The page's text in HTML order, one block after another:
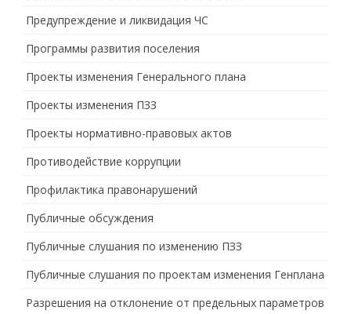
Предупреждение и ликвидация ЧС
Программы развития поселения
Проекты изменения Генерального плана
Проекты изменения ПЗЗ
Проекты нормативно-правовых актов
Противодействие коррупции
Профилактика правонарушений
Публичные обсуждения
Публичные слушания по изменению ПЗЗ
Публичные слушания по проектам изменения Генплана
Разрешения на отклонение от предельных параметров